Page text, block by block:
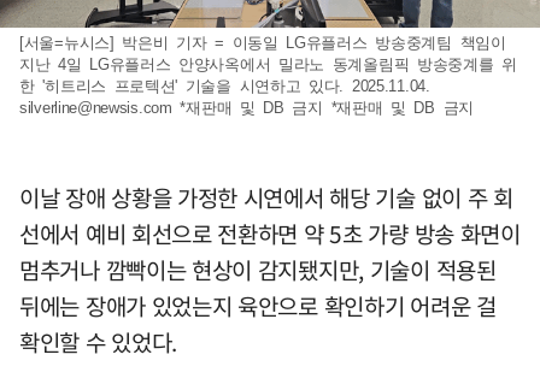
[서울=뉴시스] 박은비 기자 = 이동일 LG유플러스 방송중계팀 책임이
지난 4일 LG유플러스 안양사옥에서 밀라노 동계올림픽 방송중계를 위
한 '히트리스 프로텍션' 기술을 시연하고 있다. 2025.11.04.
silverline@newsis.com *재판매 및 DB 금지 *재판매 및 DB 금지
이날 장애 상황을 가정한 시연에서 해당 기술 없이 주 회
선에서 예비 회선으로 전환하면 약 5초 가량 방송 화면이
멈추거나 깜빡이는 현상이 감지됐지만, 기술이 적용된
뒤에는 장애가 있었는지 육안으로 확인하기 어려운 걸
확인할 수 있었다.